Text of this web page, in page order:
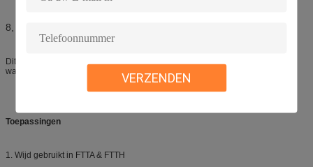
VERZENDEN
8, Draadstructuur waarborgen de vertrouwde op verbinding
Dit Waterdichte die flardkoorden wijd in FTTA, basisstation, en de openlucht
waterdichte voorwaarde worden gebruikt.
Toepassingen
1. Wijd gebruikt in FTTA & FTTH